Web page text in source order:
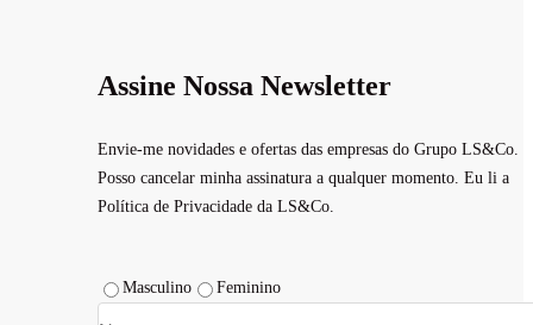
Assine Nossa Newsletter
Envie-me novidades e ofertas das empresas do Grupo LS&Co.
Posso cancelar minha assinatura a qualquer momento. Eu li a
Política de Privacidade da LS&Co.
Masculino Feminino